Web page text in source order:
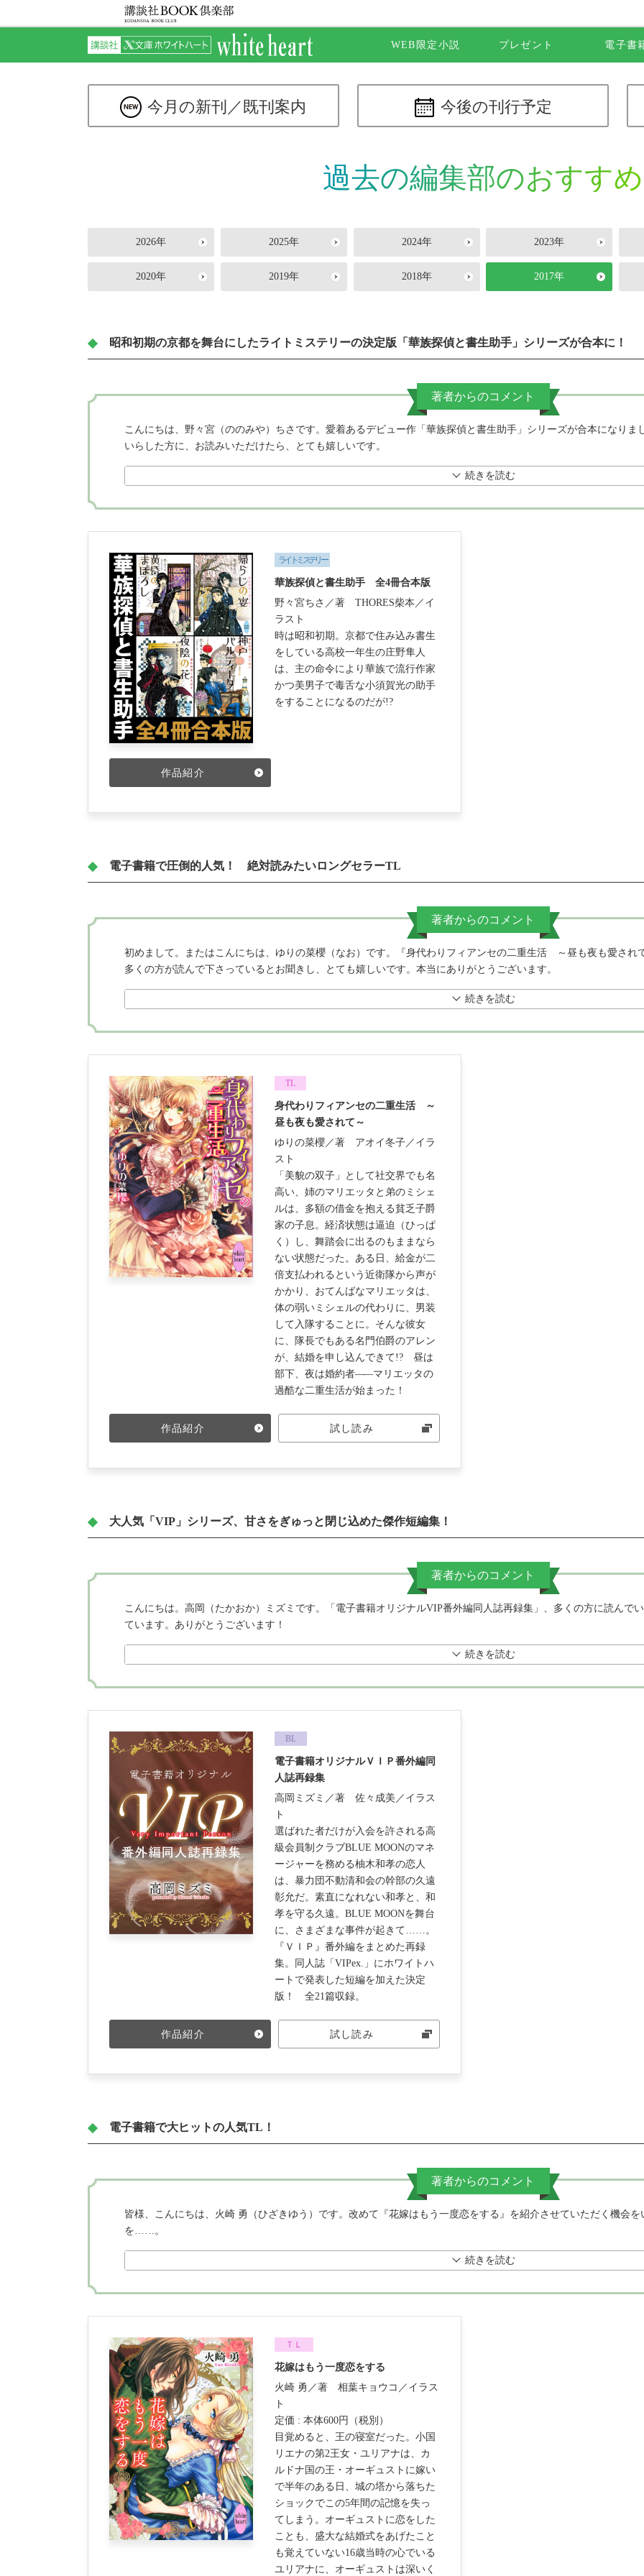
WEB限定小説 プレゼント 電子書
今月の新刊／ 既刊案内 今後の刊行予定
過去の編集部のおすすめ
2026年 2025年 2024年 2023年
2020年 2019年 2018年 2017年
昭和初期の京都を舞台にしたライトミステリーの決定版「華族探偵と書生助手」シリーズが合本に！
著者からのコメント
こんにちは、野々宮（ののみや）ちさです。愛着あるデビュー作「華族探偵と書生助手」シリーズが合本になり
いらした方に、お読みいただけたら、とても嬉しいです。
続きを読む
ライトミステリー
華族探偵と書生助手 全4冊合本版
野々宮ちさ／著 THORES柴本／イ
ラスト
時は昭和初期。京都で住み込み書生
をしている高校一年生の庄野隼人
は、主の命令により華族で流行作家
かつ美男子で毒舌な小須賀光の助手
をすることになるのだが!?
作品紹介
電子書籍で圧倒的人気！ 絶対読みたいロングセラーTL
著者からのコメント
初めまして。またはこんにちは、ゆりの菜櫻（なお）です。『身代わりフィアンセの二重生活 ～昼も夜も愛され
多くの方が読んで下さっているとお聞きし、とても嬉しいです。本当にありがとうございます。
続きを読む
TL
身代わりフィアンセの二重生活 ～
昼も夜も愛されて～
ゆりの菜櫻／著 アオイ冬子／イラ
スト
「美貌の双子」として社交界でも名
高い、姉のマリエッタと弟のミシェ
ルは、多額の借金を抱える貧乏子爵
家の子息。経済状態は逼迫（ひっぱ
く）し、舞踏会に出るのもままなら
ない状態だった。ある日、給金が二
倍支払われるという近衛隊から声が
かかり、おてんばなマリエッタは、
体の弱いミシェルの代わりに、男装
して入隊することに。そんな彼女
に、隊長でもある名門伯爵のアレン
が、結婚を申し込んできて!? 昼は
部下、夜は婚約者――マリエッタの
過酷な二重生活が始まった！
作品紹介 試し読み
大人気「VIP」シリーズ、甘さをぎゅっと閉じ込めた傑作短編集！
著者からのコメント
こんにちは。高岡（たかおか）ミズミです。「電子書籍オリジナルVIP番外編同人誌再録集」、多くの方に読んで
ています。ありがとうございます！
続きを読む
BL
電子書籍オリジナルＶＩＰ番外編同
人誌再録集
高岡ミズミ／著 佐々成美／イラス
ト
選ばれた者だけが入会を許される高
級会員制クラブBLUE MOONのマネ
ージャーを務める柚木和孝の恋人
は、暴力団不動清和会の幹部の久遠
彰允だ。素直になれない和孝と、和
孝を守る久遠。BLUE MOONを舞台
に、さまざまな事件が起きて……。
『ＶＩＰ』番外編をまとめた再録
集。同人誌「VIPex.」にホワイトハ
ートで発表した短編を加えた決定
版！ 全21篇収録。
作品紹介 試し読み
電子書籍で大ヒットの人気TL！
著者からのコメント
皆様、こんにちは、火崎 勇（ひざきゆう）です。改めて『花嫁はもう一度恋をする』を紹介させていただく機会
を……。
続きを読む
ＴＬ
花嫁はもう一度恋をする
火崎 勇／著 相葉キョウコ／イラス
ト
定価 : 本体600円（税別）
目覚めると、王の寝室だった。小国
リエナの第2王女・ユリアナは、カ
ルドナ国の王・オーギュストに嫁い
で半年のある日、城の塔から落ちた
ショックでこの5年間の記憶を失っ
てしまう。オーギュストに恋をした
ことも、盛大な結婚式をあげたこと
も覚えていない16歳当時の心でいる
ユリアナに、オーギュストは深いく